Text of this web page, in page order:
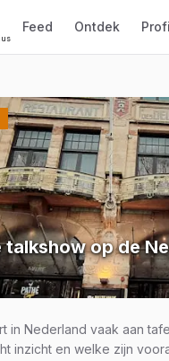
Feed Ontdek
talkshow op de
in Nederland vaak aan
inzicht en welke zijn